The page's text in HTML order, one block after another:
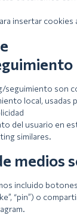
insertar cookies
seguimiento son
local, usadas
del usuario en
similares.
medios
incluido
“pin”) o